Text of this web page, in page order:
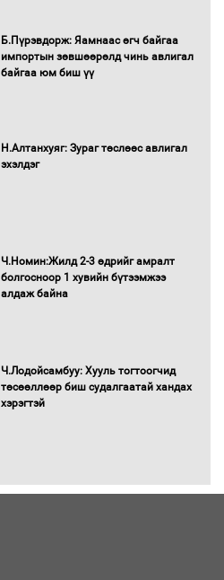
орчныг бүрдүүллээ
баримт
Б.Пүрэвдорж: Яамнаас өгч байгаа
импортын зөвшөөрөлд чинь авлигал
байгаа юм биш үү
Н.Алтанхуяг: Зураг төслөөс авлигал
эхэлдэг
Ч.Номин:Жилд 2-3 өдрийг амралт
болгосноор 1 хувийн бүтээмжээ
алдаж байна
Ч.Лодойсамбуу: Хууль тогтоогчид
төсөөллөөр биш судалгаатай хандах
хэрэгтэй